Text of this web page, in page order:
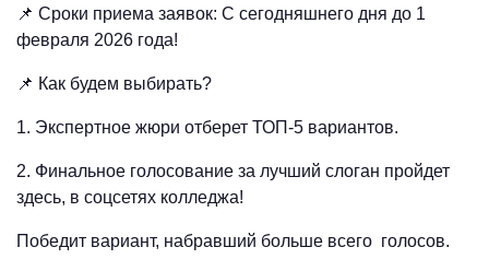
📌 Сроки приема заявок: С сегодняшнего дня до 1
февраля 2026 года!
📌 Как будем выбирать?
1. Экспертное жюри отберет ТОП-5 вариантов.
2. Финальное голосование за лучший слоган пройдет
здесь, в соцсетях колледжа!
Победит вариант, набравший больше всего голосов.